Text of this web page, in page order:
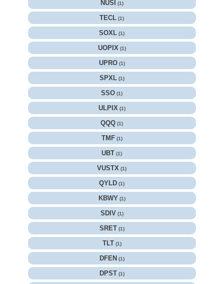
NUSI (1)
TECL (1)
SOXL (1)
UOPIX (1)
UPRO (1)
SPXL (1)
SSO (1)
ULPIX (1)
QQQ (1)
TMF (1)
UBT (1)
VUSTX (1)
QYLD (1)
KBWY (1)
SDIV (1)
SRET (1)
TLT (1)
DFEN (1)
DPST (1)